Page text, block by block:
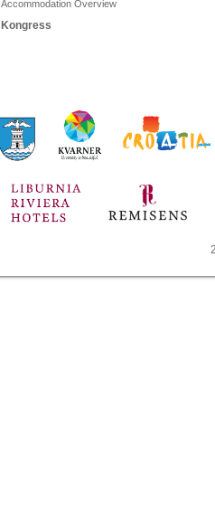
Accommodation Overview
Kongress